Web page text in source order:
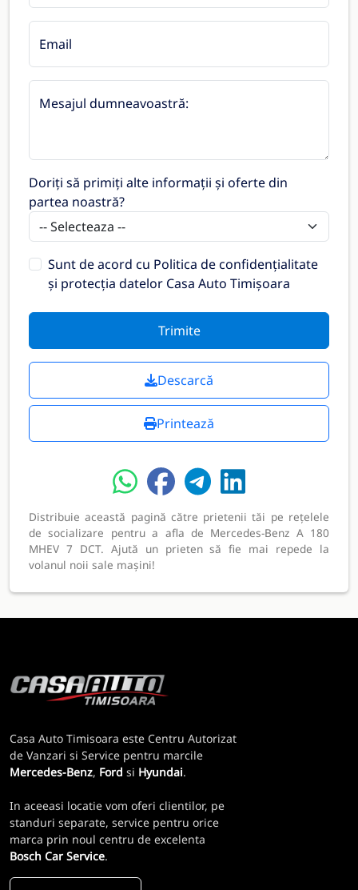
Email
Mesajul dumneavoastră:
Doriți să primiți alte informații și oferte din
partea noastră?
Sunt de acord cu Politica de confidențialitate
și protecția datelor Casa Auto Timișoara
Trimite
Descarcă
Printează
Distribuie această pagină către prietenii tăi pe rețelele
de socializare pentru a afla de Mercedes-Benz A 180
MHEV 7 DCT. Ajută un prieten să fie mai repede la
volanul noii sale mașini!
Casa Auto Timisoara este Centru Autorizat
de Vanzari si Service pentru marcile
Mercedes-Benz, Ford si Hyundai.
In aceeasi locatie vom oferi clientilor, pe
standuri separate, service pentru orice
marca prin noul centru de excelenta
Bosch Car Service.